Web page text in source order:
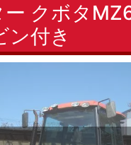
ー クボタ
ン付き